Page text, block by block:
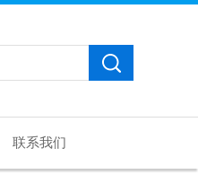
联系我们